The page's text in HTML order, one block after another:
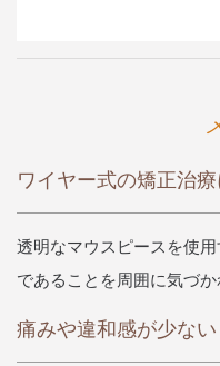
ワイヤー式の矯正治
透明なマウスピースを使
であることを周囲に気づか
痛みや違和感が少ない